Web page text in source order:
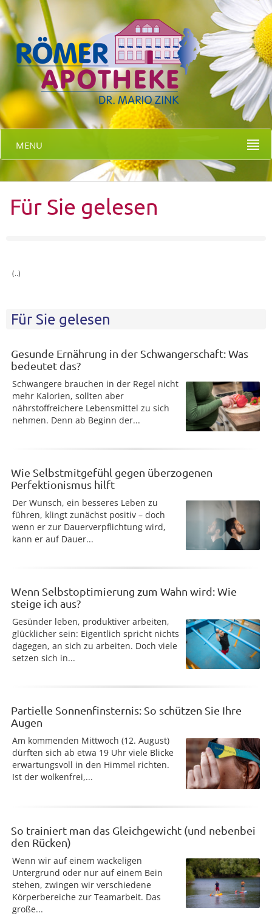
MENU
Für Sie gelesen
(..)
Für Sie gelesen
Gesunde Ernährung in der Schwangerschaft: Was
bedeutet das?
Schwangere brauchen in der Regel nicht
mehr Kalorien, sollten aber
nährstoffreichere Lebensmittel zu sich
nehmen. Denn ab Beginn der...
Wie Selbstmitgefühl gegen überzogenen
Perfektionismus hilft
Der Wunsch, ein besseres Leben zu
führen, klingt zunächst positiv – doch
wenn er zur Dauerverpflichtung wird,
kann er auf Dauer...
Wenn Selbstoptimierung zum Wahn wird: Wie
steige ich aus?
Gesünder leben, produktiver arbeiten,
glücklicher sein: Eigentlich spricht nichts
dagegen, an sich zu arbeiten. Doch viele
setzen sich in...
Partielle Sonnenfinsternis: So schützen Sie Ihre
Augen
Am kommenden Mittwoch (12. August)
dürften sich ab etwa 19 Uhr viele Blicke
erwartungsvoll in den Himmel richten.
Ist der wolkenfrei,...
So trainiert man das Gleichgewicht (und nebenbei
den Rücken)
Wenn wir auf einem wackeligen
Untergrund oder nur auf einem Bein
stehen, zwingen wir verschiedene
Körperbereiche zur Teamarbeit. Das
große...